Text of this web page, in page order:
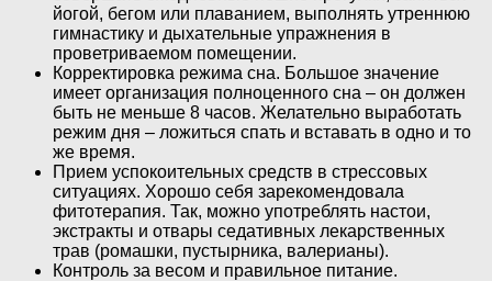
йогой, бегом или плаванием, выполнять утреннюю
гимнастику и дыхательные упражнения в
проветриваемом помещении.
Корректировка режима сна. Большое значение
имеет организация полноценного сна – он должен
быть не меньше 8 часов. Желательно выработать
режим дня – ложиться спать и вставать в одно и то
же время.
Прием успокоительных средств в стрессовых
ситуациях. Хорошо себя зарекомендовала
фитотерапия. Так, можно употреблять настои,
экстракты и отвары седативных лекарственных
трав (ромашки, пустырника, валерианы).
Контроль за весом и правильное питание.